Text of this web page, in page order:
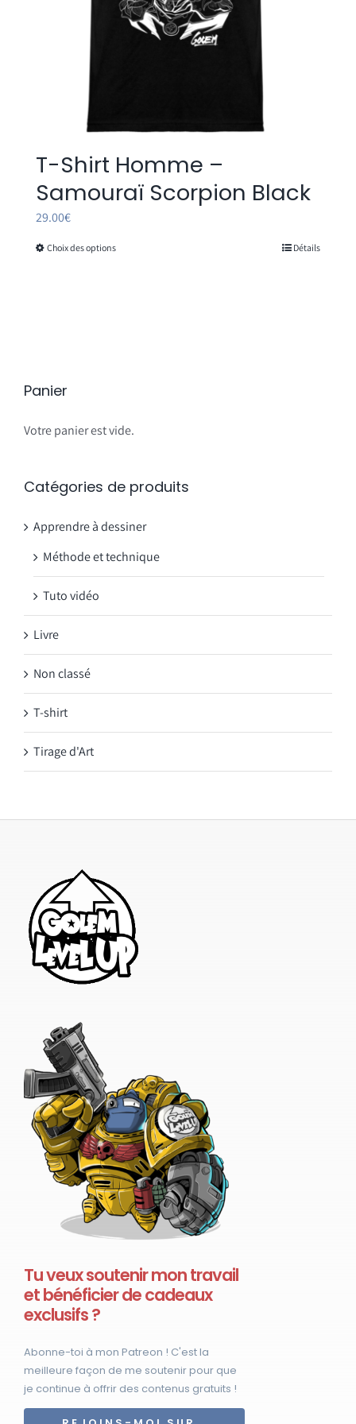
du
T-Shirt Homme –
Samouraï Scorpion Black
29.00€
Choix des optionsCe
être
la
produit
Détails
Panier
Votre panier est vide.
Catégories de produits
Apprendre à dessiner
Méthode et technique
Tuto vidéo
Livre
Non classé
T-shirt
Tirage d'Art
Tu veux soutenir mon travail
et bénéficier de cadeaux
exclusifs ?
Abonne-toi à mon Patreon ! C'est la
meilleure façon de me soutenir pour que
je continue à offrir des contenus gratuits !